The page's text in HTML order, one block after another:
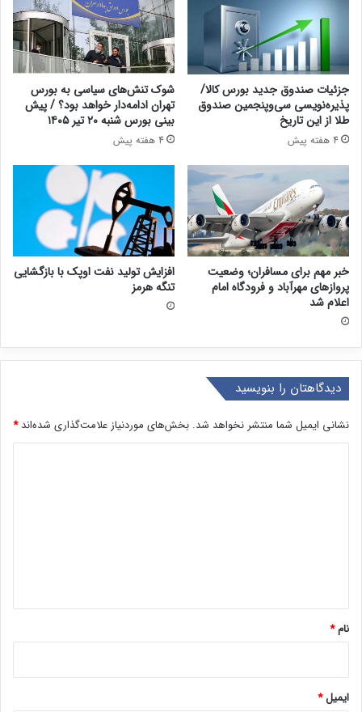
جزئیات صندوق جدید بورس کالا/
پذیره‌نویسی سی‌وپنجمین صندوق
طلا از این تاریخ
4 هفته پیش
شوک تنش‌های سیاسی به بورس
تهران ادامه‌دار خواهد بود؟ / پیش
بینی بورس شنبه ۲۰ تیر ۱۴۰۵
4 هفته پیش
خبر مهم برای مسافران؛ وضعیت
پروازهای مهرآباد و فرودگاه امام
اعلام شد
افزایش تولید نفت اوپک با بازگشایی
تنگه هرمز
دیدگاهتان را بنویسید
نشانی ایمیل شما منتشر نخواهد شد. بخش‌های موردنیاز علامت‌گذاری شده‌اند*
نام*
ایمیل*